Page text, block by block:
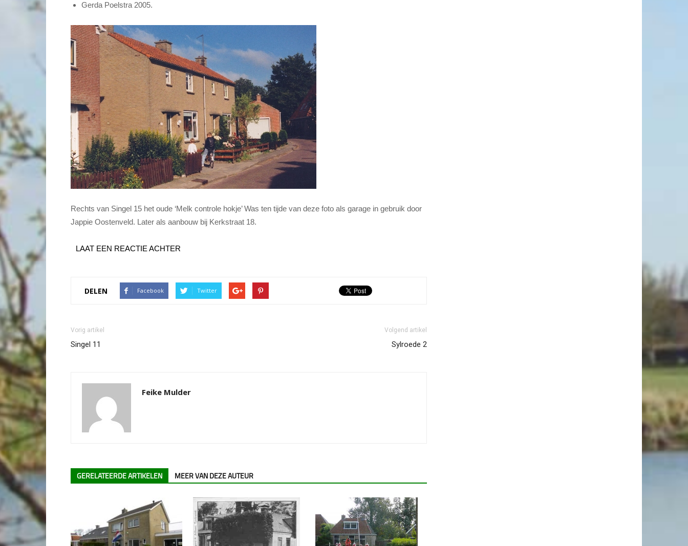
Gerda Poelstra 2005.
Rechts van Singel 15 het oude ‘Melk controle hokje’ Was ten tijde van deze foto als garage in gebruik door
Jappie Oostenveld. Later als aanbouw bij Kerkstraat 18.
LAAT EEN REACTIE ACHTER
DELEN Facebook Twitter
Vorig artikel
Singel 11
Volgend artikel
Sylroede 2
Feike Mulder
GERELATEERDE ARTIKELEN MEER VAN DEZE AUTEUR